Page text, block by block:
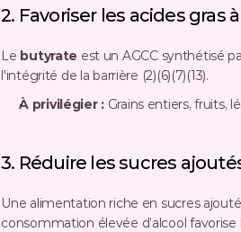
2. Favoriser les acides gras
Le butyrate est un AGCC synthétisé
l'intégrité de la barrière (2)(6)(7)(13).
À privilégier : Grains entiers, fruits,
3. Réduire les sucres
Une alimentation riche en sucres
consommation élevée d’alcool